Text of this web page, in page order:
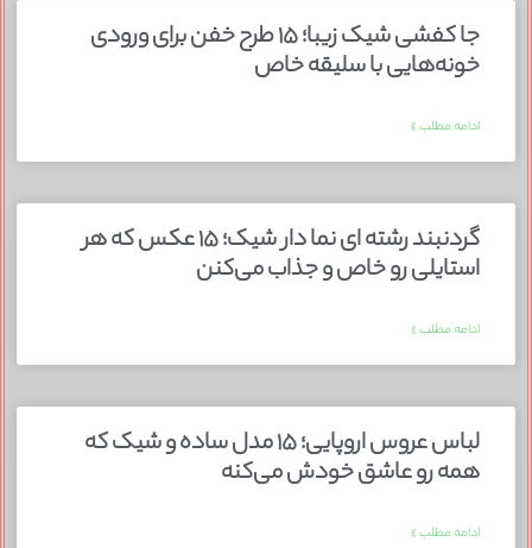
جا کفشی شیک زیبا؛ ۱۵ طرح خفن برای ورودی
خونه‌هایی با سلیقه خاص
ادامه مطلب »
گردنبند رشته ای نما دار شیک؛ ۱۵ عکس که هر
استایلی رو خاص و جذاب می‌کنن
ادامه مطلب »
لباس عروس اروپایی؛ ۱۵ مدل ساده و شیک که
همه رو عاشق خودش می‌کنه
ادامه مطلب »